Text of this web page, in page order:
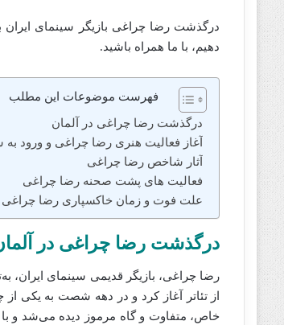
درگذشت رضا چراغی بازیگر سینمای
دهیم، با ما همراه باشید.
فهرست موضوعات این مطلب
درگذشت رضا چراغی در آلمان
آغاز فعالیت هنری رضا چراغی و ورود به
آثار شاخص رضا چراغی
فعالیت‌ های پشت صحنه رضا چراغی
علت فوت و زمان خاکسپاری رضا چراغی
درگذشت رضا چراغی در
رضا چراغی، بازیگر قدیمی سینمای ایران،
از تئاتر آغاز کرد و در دهه شصت به یکی
خاص، متفاوت و گاه مرموز دیده می‌شد و با